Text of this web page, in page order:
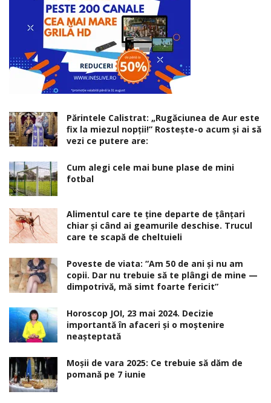
Părintele Calistrat: „Rugăciunea de Aur este
fix la miezul nopţii!” Rosteşte-o acum şi ai să
vezi ce putere are:
Cum alegi cele mai bune plase de mini
fotbal
Alimentul care te ține departe de țânțari
chiar și când ai geamurile deschise. Trucul
care te scapă de cheltuieli
Poveste de viata: “Am 50 de ani și nu am
copii. Dar nu trebuie să te plângi de mine —
dimpotrivă, mă simt foarte fericit”
Horoscop JOI, 23 mai 2024. Decizie
importantă în afaceri şi o moştenire
neaşteptată
Moșii de vara 2025: Ce trebuie să dăm de
pomană pe 7 iunie